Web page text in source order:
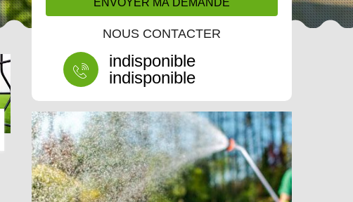
NOUS CONTACTER
indisponible
indisponible